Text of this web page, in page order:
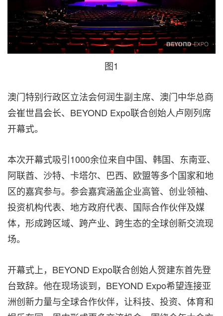
图1
澳门特别行政区立法会何润生副主席、澳门中华总商
会崔世昌会长、BEYOND Expo联合创始人卢刚列席
开幕式。
本次开幕式吸引1000余位来自中国、韩国、东南亚、
阿联酋、沙特、卡塔尔、巴西、欧盟等多个国家和地
区的嘉宾参与。参会嘉宾涵盖企业高管、创业领袖、
投资机构代表、地方政府代表、国际合作伙伴及媒
体，形成跨区域、跨产业、跨生态的全球创新交流现
场。
开幕式上，BEYOND Expo联合创始人贺建东首先登
台致辞。他在现场谈到，BEYOND Expo希望连接亚
洲创新力量与全球合作伙伴，让科技、投资、体育和